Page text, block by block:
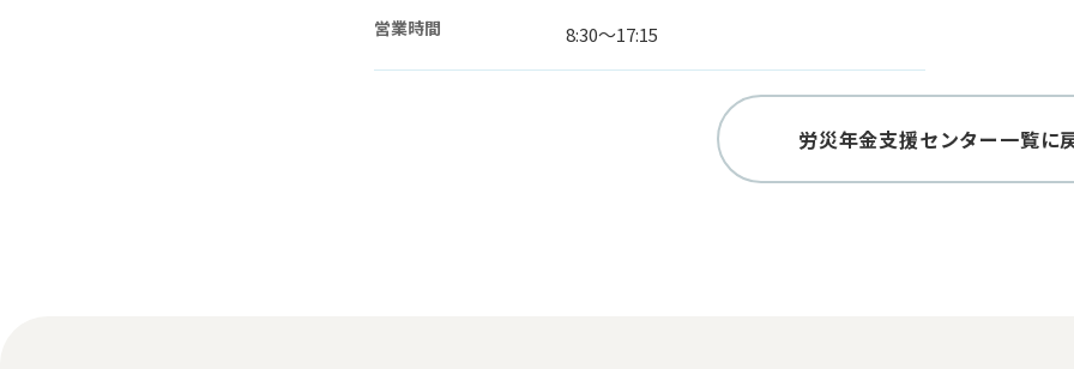
営業時間 8:30～17:15
労災年金支援センター一覧に